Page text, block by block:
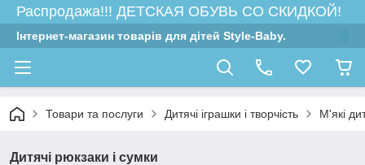
Распродажа!!! ДЕТСКАЯ ОБУВЬ СО СКИДКОЙ!
Інтернет-магазин товарів для дітей Style-Baby.
Товари та послуги Дитячі іграшки і творчість М'які
Дитячі рюкзаки і сумки